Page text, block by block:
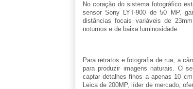
No coração do sistema fotográfico
sensor Sony LYT-900 de 50 MP,
distâncias focais variáveis de
noturnos e de baixa luminosidade.
Para retratos e fotografia de rua, a
para produzir imagens naturais. O
captar detalhes finos a apenas 10
Leica de 200MP, líder de mercado,